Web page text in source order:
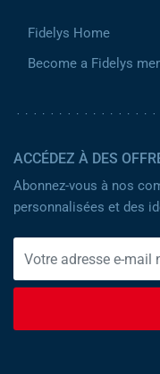
Fidelys Home
Become a Fidelys
ACCÉDEZ À DES
Abonnez-vous à nos
personnalisées et des